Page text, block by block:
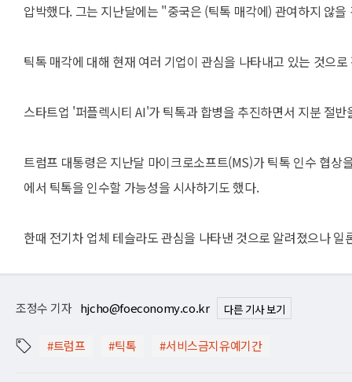
압박했다. 그는 지난달에는 "중국은 (틱톡 매각에) 관여하지 않
틱톡 매각에 대해 현재 여러 기업이 관심을 나타내고 있는 것으
스타트업 '퍼플렉시티 AI'가 틱톡과 합병을 추진하면서 지분 절
트럼프 대통령은 지난달 마이크로소프트(MS)가 틱톡 인수 협
에서 틱톡을 인수할 가능성을 시사하기도 했다.
한때 전기차 업체 테슬라도 관심을 나타낸 것으로 알려졌으나
조정수 기자 hjcho@foeconomy.co.kr 다른 기사 보기
#트럼프 #틱톡 #서비스금지유예기간